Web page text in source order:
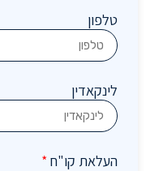
טלפון
לינקאדין
העלאת קו"ח *